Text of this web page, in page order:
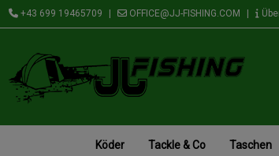
+43 699 19465709 OFFICE@JJ-FISHING.COM
Köder Tackle & Co Taschen